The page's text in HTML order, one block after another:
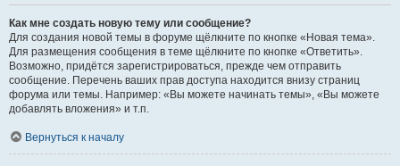
Как мне создать новую тему или сообщение?
Для создания новой темы в форуме щёлкните по кнопке «Новая тема».
Для размещения сообщения в теме щёлкните по кнопке «Ответить».
Возможно, придётся зарегистрироваться, прежде чем отправить
сообщение. Перечень ваших прав доступа находится внизу страниц
форума или темы. Например: «Вы можете начинать темы», «Вы можете
добавлять вложения» и т.п.
Вернуться к началу